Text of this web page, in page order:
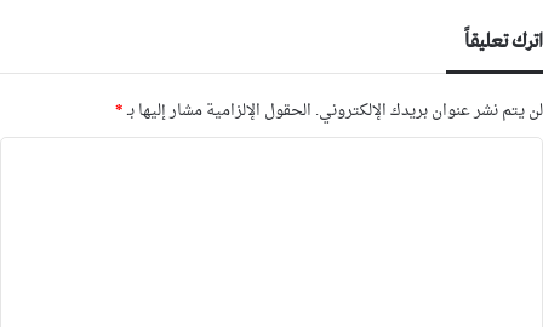
اترك تعليقاً
لن يتم نشر عنوان بريدك الإلكتروني. الحقول الإلزامية مشار إليها بـ*